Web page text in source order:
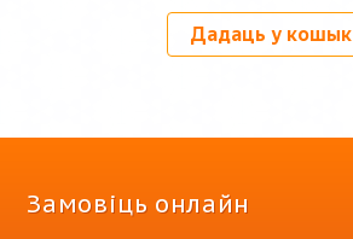
Замовіць онлайн
Дадаць у кошык